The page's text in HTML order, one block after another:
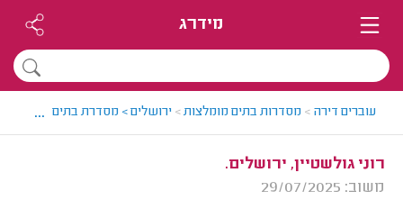
מידרג
עוברים דירה > מסדרות בתים מומלצות> ירושלים > מסדרת בתים מומלצת -
...
רוני גולשטיין, ירושלים.
משוב: 29/07/2025